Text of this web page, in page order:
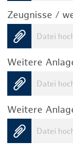
Zeugnisse /
Datei
Weitere
Datei
Weitere
Datei